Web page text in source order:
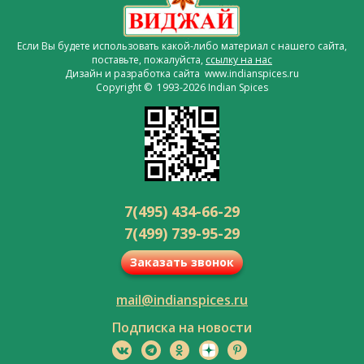
Если Вы будете использовать какой-либо материал с нашего сайта,
поставьте, пожалуйста, ссылку на нас
Дизайн и разработка сайта www.indianspices.ru
Copyright © 1993-2026 Indian Spices
7(495) 434-66-29
7(499) 739-95-29
Заказать звонок
mail@indianspices.ru
Подписка на новости